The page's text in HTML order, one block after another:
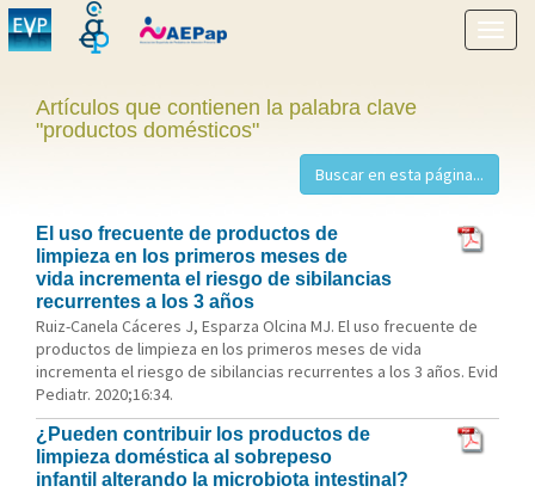
menú
Artículos que contienen la palabra clave
"productos domésticos"
El uso frecuente de productos de
limpieza en los primeros meses de
vida incrementa el riesgo de sibilancias
recurrentes a los 3 años
Ruiz-Canela Cáceres J, Esparza Olcina MJ. El uso frecuente de
productos de limpieza en los primeros meses de vida
incrementa el riesgo de sibilancias recurrentes a los 3 años. Evid
Pediatr. 2020;16:34.
¿Pueden contribuir los productos de
limpieza doméstica al sobrepeso
infantil alterando la microbiota intestinal?